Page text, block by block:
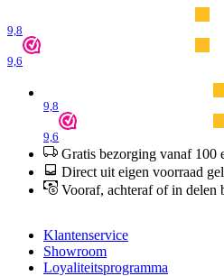
9,8
9,6
9,8
9,6
Gratis bezorging vanaf 100
Direct uit eigen voorraad
Vooraf, achteraf of in delen
Klantenservice
Showroom
Loyaliteitsprogramma